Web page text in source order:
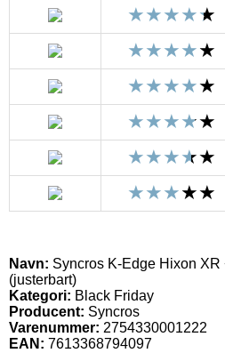
Navn: Syncros K-Edge Hixon XR
(justerbart)
Kategori: Black Friday
Producent: Syncros
Varenummer: 2754330001222
EAN: 7613368794097